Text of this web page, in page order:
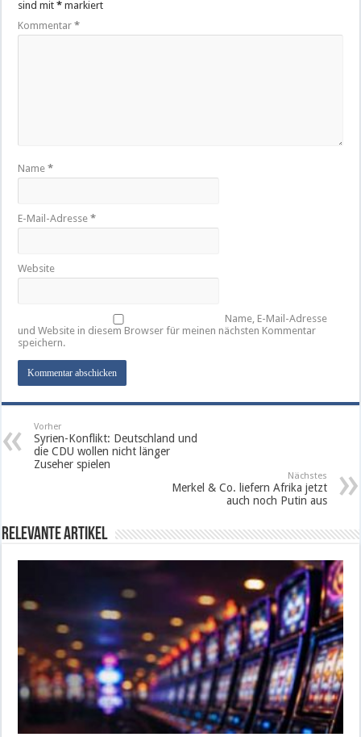
sind mit* markiert
Kommentar*
Name*
E-Mail-Adresse*
Website
Name, E-Mail-Adresse
und Website in diesem Browser für meinen nächsten Kommentar
speichern.
Vorher
Syrien-Konflikt: Deutschland und
die CDU wollen nicht länger
Zuseher spielen
Nächstes
Merkel & Co. liefern Afrika jetzt
auch noch Putin aus
Relevante Artikel